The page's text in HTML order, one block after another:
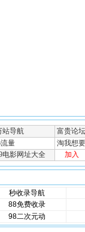
秒收录导航
88免费收录
98二次元动